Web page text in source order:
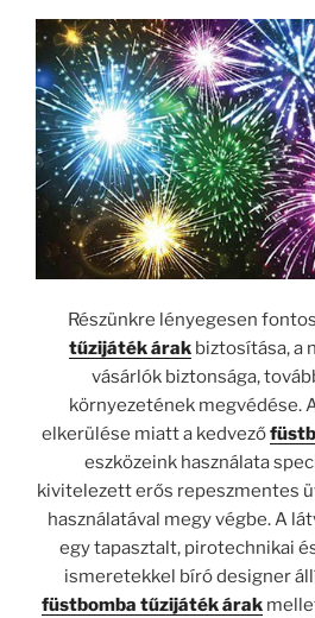
Részünkre lényegesen
tűzijáték árakbiztosítása, a
vásárlók biztonsága,
környezetének megvédése.
elkerülése miatt a kedvező
eszközeink használata
kivitelezett erős repeszmentes
használatával megy végbe. A
egy tapasztalt, pirotechnikai
ismeretekkel bíró designer
füstbomba tűzijáték árak